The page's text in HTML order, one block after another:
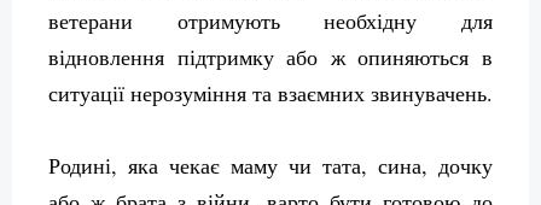
ветерани отримують необхідну для
відновлення підтримку або ж опиняються в
ситуації нерозуміння та взаємних звинувачень.
Родині, яка чекає маму чи тата, сина, дочку